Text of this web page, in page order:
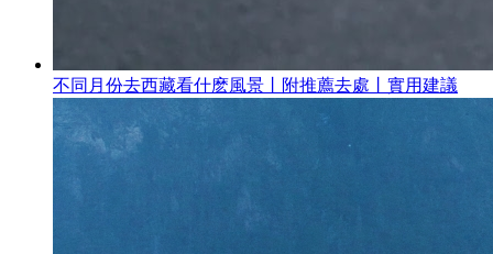
不同月份去西藏看什麽風景丨附推薦去處丨實用建議